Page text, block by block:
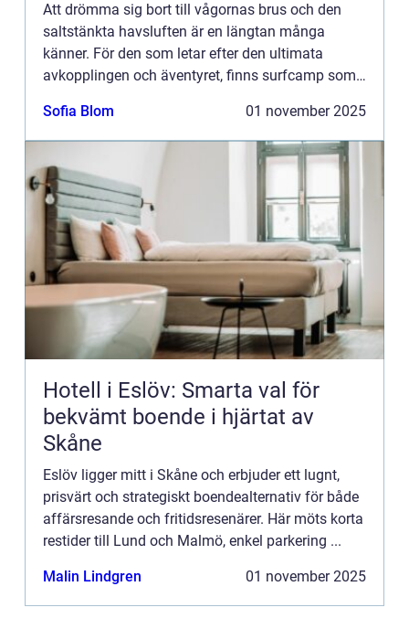
Att drömma sig bort till vågornas brus och den
saltstänkta havsluften är en längtan många
känner. För den som letar efter den ultimata
avkopplingen och äventyret, finns surfcamp som
Sofia Blom 01 november 2025
Hotell i Eslöv: Smarta val för
bekvämt boende i hjärtat av
Skåne
Eslöv ligger mitt i Skåne och erbjuder ett lugnt,
prisvärt och strategiskt boendealternativ för både
affärsresande och fritidsresenärer. Här möts korta
restider till Lund och Malmö, enkel parkering ...
Malin Lindgren 01 november 2025